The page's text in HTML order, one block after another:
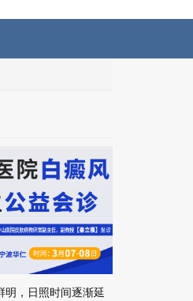
明，日照时间逐渐延